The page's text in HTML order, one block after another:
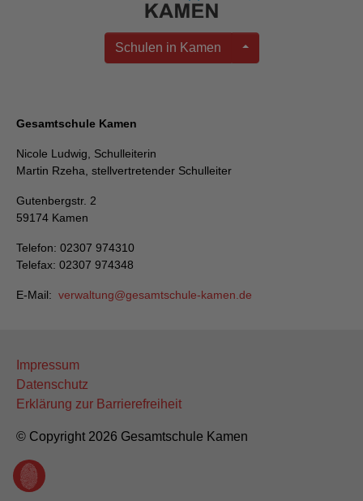
Schulen in Kamen
Gesamtschule Kamen
Nicole Ludwig, Schulleiterin
Martin Rzeha, stellvertretender Schulleiter
Gutenbergstr. 2
59174 Kamen
Telefon: 02307 974310
Telefax: 02307 974348
E-Mail: verwaltung gesamtschule-kamen de
Impressum
Datenschutz
Erklärung zur Barrierefreiheit
© Copyright 2026 Gesamtschule Kamen